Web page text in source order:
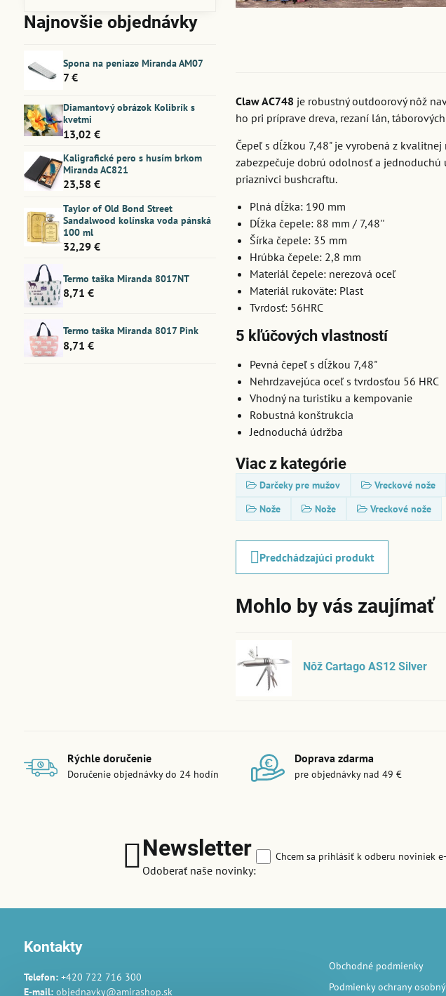
Claw AC748 je robustný outdoorový nôž
ho pri príprave dreva, rezaní lán,
Čepeľ s dĺžkou 7,48" je vyrobená z
zabezpečuje dobrú odolnosť a jednoduchú
priaznivci bushcraftu.
Plná dĺžka: 190 mm
Dĺžka čepele: 88 mm / 7,48''
Šírka čepele: 35 mm
Hrúbka čepele: 2,8 mm
Materiál čepele: nerezová oceľ
Materiál rukoväte: Plast
Tvrdosť: 56HRC
5 kľúčových vlastností
Pevná čepeľ s dĺžkou 7,48"
Nehrdzavejúca oceľ s tvrdosťou 56 HRC
Vhodný na turistiku a kempovanie
Robustná konštrukcia
Jednoduchá údržba
Viac z kategórie
Darčeky pre mužov Vreckové nože
Nože
Nože Vreckové nože
Predchádzajúci produkt
Mohlo by vás zaujímať
Nôž Cartago AS12 Silver
Najnovšie objednávky
Spona na peniaze Miranda AM07
7 €
Diamantový obrázok Kolibrík s
kvetmi
13,02 €
Kaligrafické pero s husím brkom
Miranda AC821
23,58 €
Taylor of Old Bond Street
Sandalwood kolínska voda pánská
100 ml
32,29 €
Termo taška Miranda 8017NT
8,71 €
Termo taška Miranda 8017 Pink
8,71 €
Rýchle doručenie
Doručenie objednávky do 24 hodín
Doprava zdarma
pre objednávky nad 49 €
Newsletter
Odoberať naše novinky:
Chcem sa prihlásiť k odberu noviniek
Kontakty
Telefon:+420 722 716 300
E-mail:objednavky@amirashop.sk
Obchodné podmienky
Podmienky ochrany